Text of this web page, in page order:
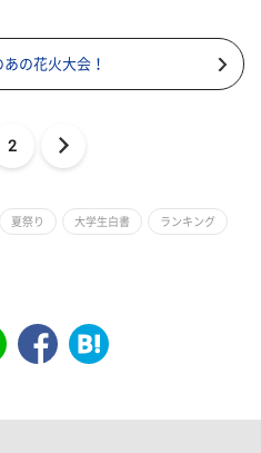
の花火大会！
2
夏祭り 大学生白書 ランキング